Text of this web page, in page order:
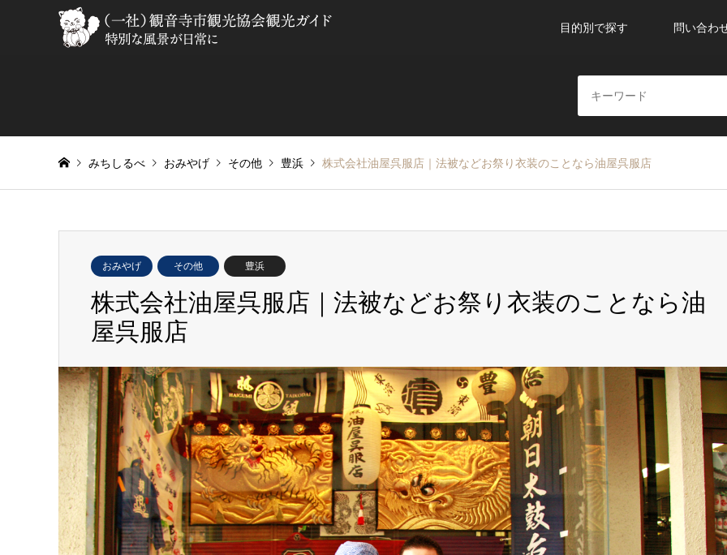
目的別で探す 問い合わ
みちしるべ おみやげ その他 豊浜 株式会社油屋呉服店｜法被などお祭り衣装のことなら油屋呉服店
おみやげ その他 豊浜
株式会社油屋呉服店｜法被などお祭り衣装のことなら油
屋呉服店